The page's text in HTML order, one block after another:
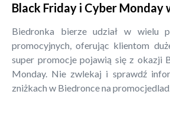
Black Friday i Cyber Monday
Biedronka bierze udział w wielu
promocyjnych, oferując klientom
super promocje pojawią się z okazji
Monday. Nie zwlekaj i sprawdź
zniżkach w Biedronce na